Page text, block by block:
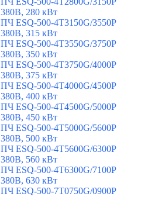
380В, 280 кВт
ПЧ ESQ-500-4T3150G/3550P
380В, 315 кВт
ПЧ ESQ-500-4T3550G/3750P
380В, 350 кВт
ПЧ ESQ-500-4T3750G/4000P
380В, 375 кВт
ПЧ ESQ-500-4T4000G/4500P
380В, 400 кВт
ПЧ ESQ-500-4T4500G/5000P
380В, 450 кВт
ПЧ ESQ-500-4T5000G/5600P
380В, 500 кВт
ПЧ ESQ-500-4T5600G/6300P
380В, 560 кВт
ПЧ ESQ-500-4T6300G/7100P
380В, 630 кВт
ПЧ ESQ-500-7T0750G/0900P